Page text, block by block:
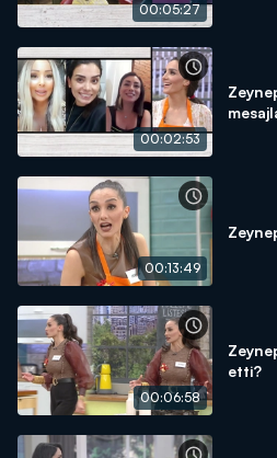
00:05:27
00:02:53
00:13:49
00:06:58
etti?